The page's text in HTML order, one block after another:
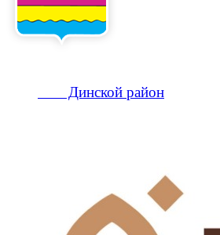
Динской район